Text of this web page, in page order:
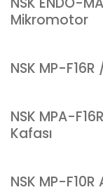
Mikromotor
NSK MP-
NSK MPA-
Kafası
NSK MP-